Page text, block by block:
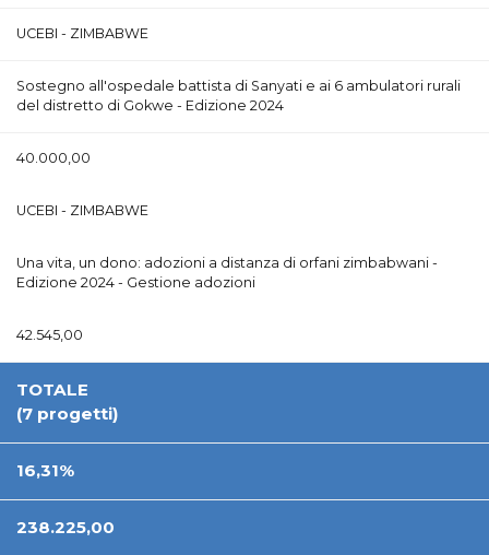
UCEBI - ZIMBABWE
Sostegno all'ospedale battista di Sanyati e ai 6 ambulatori rurali
del distretto di Gokwe - Edizione 2024
40.000,00
UCEBI - ZIMBABWE
Una vita, un dono: adozioni a distanza di orfani zimbabwani -
Edizione 2024 - Gestione adozioni
42.545,00
TOTALE
(7 progetti)
16,31%
238.225,00